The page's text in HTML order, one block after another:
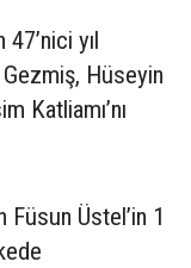
yıl
Hüseyin
Katliamı’nı
Füsun Üstel’in 1